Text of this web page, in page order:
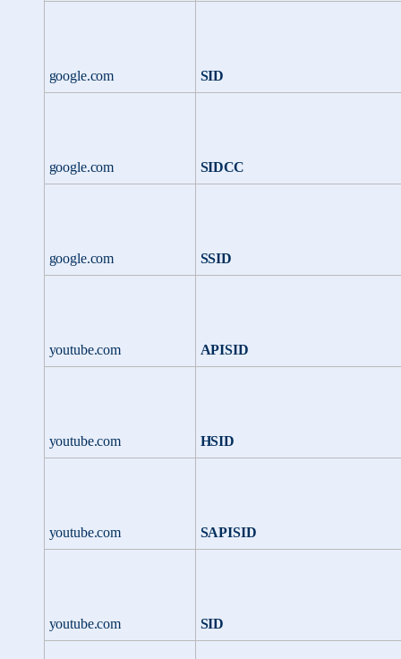
google.com SID
google.com SIDCC
google.com SSID
youtube.com APISID
youtube.com HSID
youtube.com SAPISID
youtube.com SID